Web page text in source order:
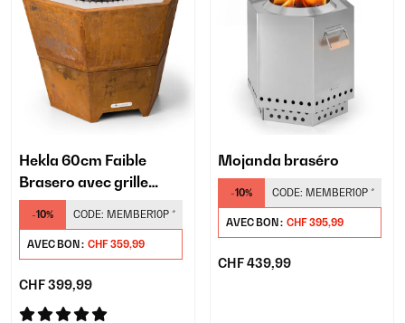
Hekla 60cm Faible
Brasero avec grille
Rouiller
-10% CODE: MEMBER10P *
AVEC BON : CHF 359,99
CHF 399,99
Mojanda braséro
-10% CODE: MEMBER10P *
AVEC BON : CHF 395,99
CHF 439,99